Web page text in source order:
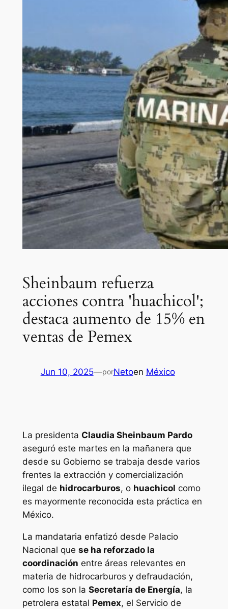
Sheinbaum refuerza
acciones contra 'huachicol';
destaca aumento de 15% en
ventas de Pemex
Jun 10, 2025—porNetoen México
La presidenta Claudia Sheinbaum Pardo
aseguró este martes en la mañanera que
desde su Gobierno se trabaja desde varios
frentes la extracción y comercialización
ilegal de hidrocarburos, o huachicol como
es mayormente reconocida esta práctica en
México.
La mandataria enfatizó desde Palacio
Nacional que se ha reforzado la
coordinación entre áreas relevantes en
materia de hidrocarburos y defraudación,
como los son la Secretaría de Energía, la
petrolera estatal Pemex, el Servicio de